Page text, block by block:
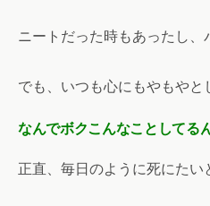
ニートだった時もあったし、
でも、いつも心にもやもやと
なんでボクこんなことしてる
正直、毎日のように死にたい